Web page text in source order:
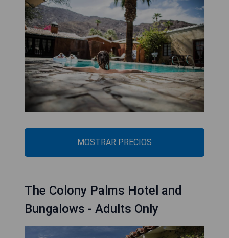
MOSTRAR PRECIOS
The Colony Palms Hotel and
Bungalows - Adults Only